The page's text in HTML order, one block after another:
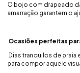
O bojo com drapeado
amarração garantem o
Ocasiões perfeitas
Dias tranquilos de
para compor aquele